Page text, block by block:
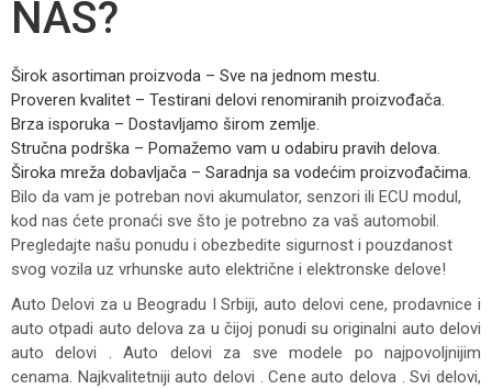
NAS?
Širok asortiman proizvoda – Sve na jednom mestu.
Proveren kvalitet – Testirani delovi renomiranih proizvođača.
Brza isporuka – Dostavljamo širom zemlje.
Stručna podrška – Pomažemo vam u odabiru pravih delova.
Široka mreža dobavljača – Saradnja sa vodećim proizvođačima.
Bilo da vam je potreban novi akumulator, senzori ili ECU modul,
kod nas ćete pronaći sve što je potrebno za vaš automobil.
Pregledajte našu ponudu i obezbedite sigurnost i pouzdanost
svog vozila uz vrhunske auto električne i elektronske delove!
Auto Delovi za u Beogradu I Srbiji, auto delovi cene, prodavnice i
auto otpadi auto delova za u čijoj ponudi su originalni auto delovi
auto delovi . Auto delovi za sve modele po najpovoljnijim
cenama. Najkvalitetniji auto delovi . Cene auto delova . Svi delovi,